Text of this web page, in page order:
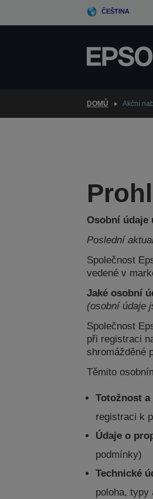
ČEŠTINA
DOMŮ Akční
Osobní údaje
Poslední
Společnost
vedené v
Jaké osobní
(osobní údaje
Společnost
při registraci
shromážděné
Těmito
Totožnost
registraci k
Údaje o
podmínky)
Technické
poloha, typy